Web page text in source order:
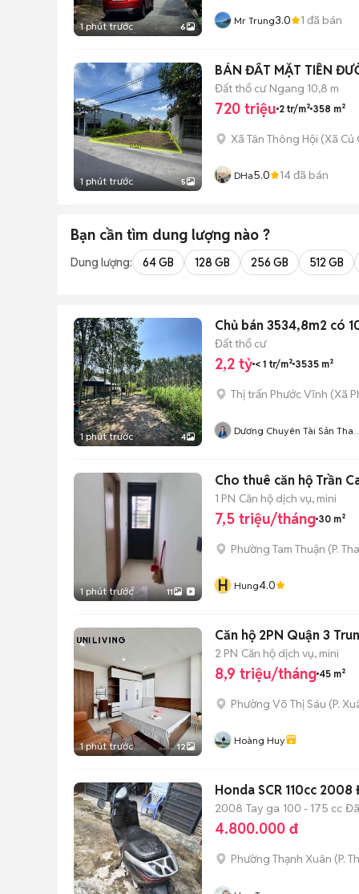
1 phút trước 6 Mr Trung3.0 1 đã bán
1 phút trước 5
BÁN ĐẤT MẶT TIỀN
Đất thổ cư Ngang 10,8 m
720 triệu 2 tr/m² 358 m²
Xã Tân Thông Hội (Xã Củ
DHa5.0 14đã bán
Bạn cần tìm dung lượng nào ?
Dung lượng: 64 GB 128 GB 256 GB 512 GB
1 phút trước 4
Chủ bán 3534,8m2 có
Đất thổ cư
2,2 tỷ < 1 tr/m² 3535 m²
Thị trấn Phước Vĩnh (Xã
Dương Chuyên Tài Sản
1 phút trước 11
Cho thuê căn hộ Trần
1 PN Căn hộ dịch vụ, mini
7,5 triệu/tháng 30 m²
Phường Tam Thuận (P.
H Hung4.0
1 phút trước 12
Căn hộ 2PN Quận 3
2 PN Căn hộ dịch vụ, mini
8,9 triệu/tháng 45 m²
Phường Võ Thị Sáu (P.
Hoàng Huy
Honda SCR 110cc 2008
2008 Tay ga 100 - 175 cc
4.800.000 đ
Phường Thạnh Xuân (P.